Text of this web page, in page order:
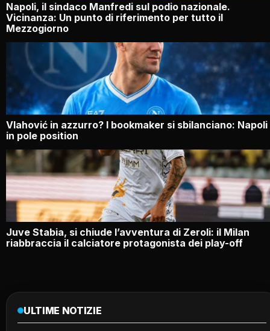
Napoli, il sindaco Manfredi sul podio nazionale.
Vicinanza: Un punto di riferimento per tutto il
Mezzogiorno
Vlahović in azzurro? I bookmaker si sbilanciano: Napoli
in pole position
Juve Stabia, si chiude l’avventura di Zeroli: il Milan
riabbraccia il calciatore protagonista dei play-off
ULTIME NOTIZIE